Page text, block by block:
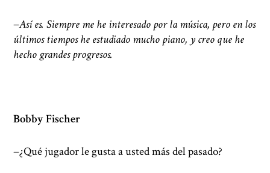
−Así es. Siempre me he interesado por la música, pero en los
últimos tiempos he estudiado mucho piano, y creo que he
hecho grandes progresos.
Bobby Fischer
−¿Qué jugador le gusta a usted más del pasado?